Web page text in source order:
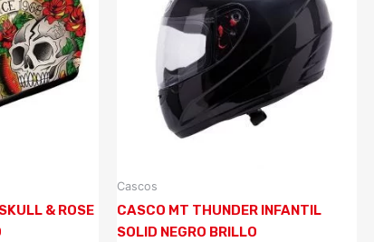
& ROSE
Cascos
CASCO MT THUNDER INFANTIL
SOLID NEGRO BRILLO